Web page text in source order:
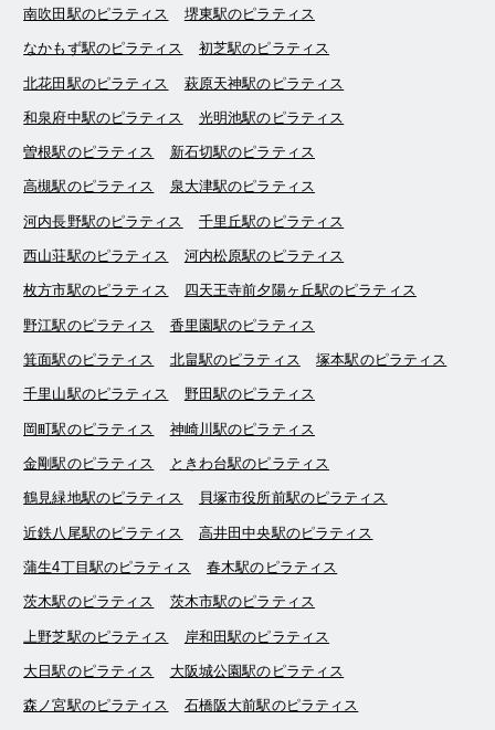
南吹田駅のピラティス 堺東駅のピラティス
なかもず駅のピラティス 初芝駅のピラティス
北花田駅のピラティス 萩原天神駅のピラティス
和泉府中駅のピラティス 光明池駅のピラティス
曽根駅のピラティス 新石切駅のピラティス
高槻駅のピラティス 泉大津駅のピラティス
河内長野駅のピラティス 千里丘駅のピラティス
西山荘駅のピラティス 河内松原駅のピラティス
枚方市駅のピラティス 四天王寺前夕陽ヶ丘駅のピラティス
野江駅のピラティス 香里園駅のピラティス
箕面駅のピラティス 北畠駅のピラティス 塚本駅のピラティス
千里山駅のピラティス 野田駅のピラティス
岡町駅のピラティス 神崎川駅のピラティス
金剛駅のピラティス ときわ台駅のピラティス
鶴見緑地駅のピラティス 貝塚市役所前駅のピラティス
近鉄八尾駅のピラティス 高井田中央駅のピラティス
蒲生4丁目駅のピラティス 春木駅のピラティス
茨木駅のピラティス 茨木市駅のピラティス
上野芝駅のピラティス 岸和田駅のピラティス
大日駅のピラティス 大阪城公園駅のピラティス
森ノ宮駅のピラティス 石橋阪大前駅のピラティス